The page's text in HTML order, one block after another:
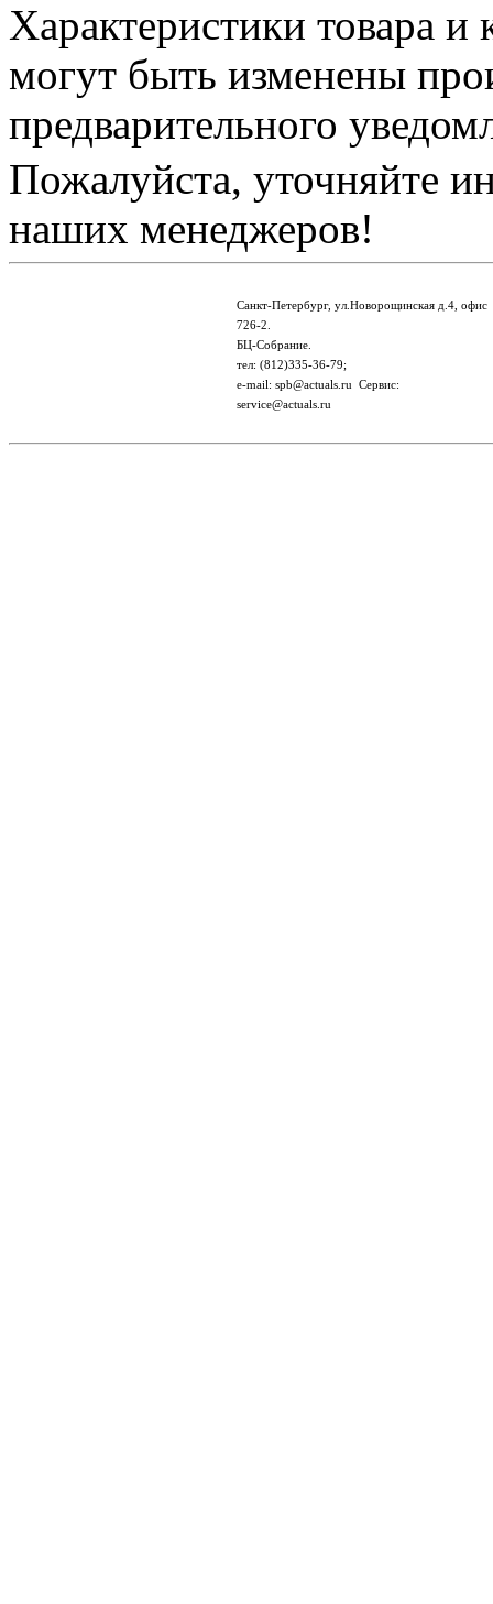
Характеристики товара и
могут быть изменены
предварительного
Пожалуйста, уточняйте
наших менеджеров!
Санкт-Петербург, ул.Новорощинская д.4, офис
726-2.
БЦ-Собрание.
тел: (812)335-36-79;
e-mail: spb@actuals.ru Сервис:
service@actuals.ru